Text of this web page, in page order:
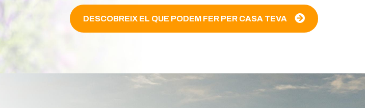
DESCOBREIX EL QUE PODEM FER PER CASA TEVA